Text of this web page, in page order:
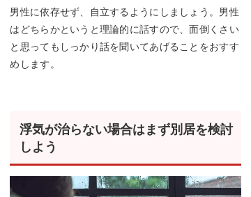
男性に依存せず、自立するようにしましょう。男性
はどちらかというと理論的に話すので、面倒くさい
と思ってもしっかり話を聞いてあげることをおすす
めします。
浮気が治らない場合はまず別居を検討
しよう